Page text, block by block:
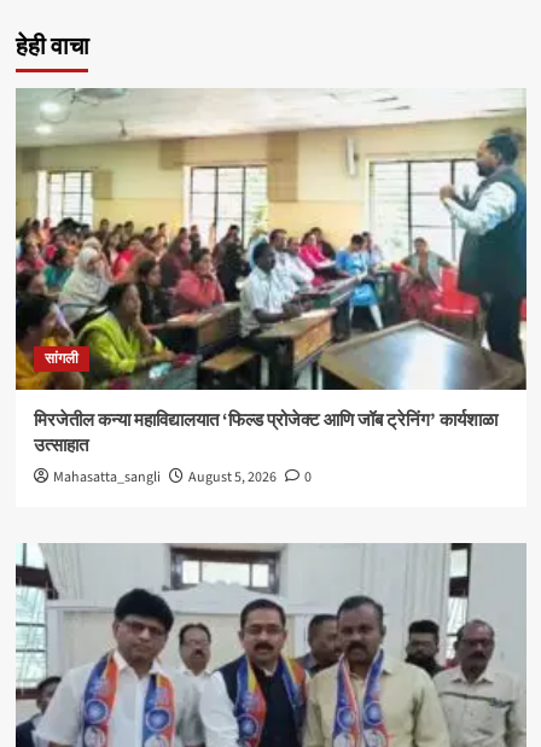
भाजपसोबत
का?
हेही वाचा
सांगली
मिरजेतील कन्या महाविद्यालयात ‘फिल्ड प्रोजेक्ट आणि जॉब ट्रेनिंग’ कार्यशाळा
उत्साहात
Mahasatta_sangli August 5, 2026 0